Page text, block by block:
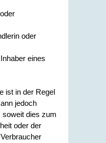
oder
eines
ist in der Regel
jedoch
soweit dies zum
oder der